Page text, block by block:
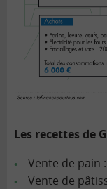
Les recettes de
Vente de pain
Vente de